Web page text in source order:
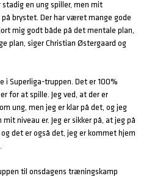
stadig en ung spiller, men mit
brystet. Der har været mange gode
mig godt både på det mentale plan,
plan, siger Christian Østergaard og
i Superliga-truppen. Det er 100%
for at spille. Jeg ved, at der er
ung, men jeg er klar på det, og jeg
niveau er. Jeg er sikker på, at jeg på
det er også det, jeg er kommet hjem
til onsdagens træningskamp